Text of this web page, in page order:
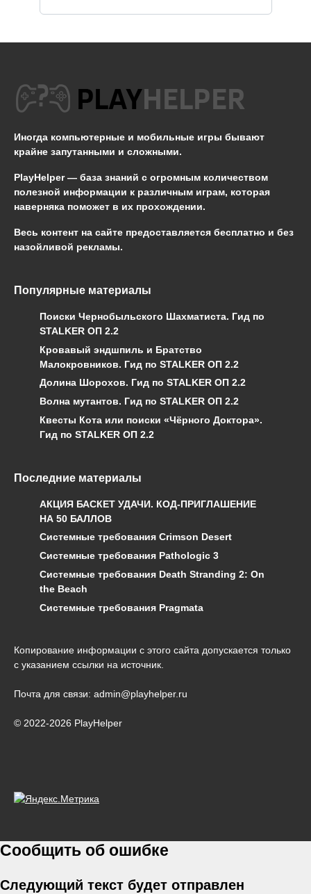
Иногда компьютерные и мобильные игры бывают
крайне запутанными и сложными.
PlayHelper — база знаний с огромным количеством
полезной информации к различным играм, которая
наверняка поможет в их прохождении.
Весь контент на сайте предоставляется бесплатно и без
назойливой рекламы.
Популярные материалы
Поиски Чернобыльского Шахматиста. Гид по
STALKER ОП 2.2
Кровавый эндшпиль и Братство
Малокровников. Гид по STALKER ОП 2.2
Долина Шорохов. Гид по STALKER ОП 2.2
Волна мутантов. Гид по STALKER ОП 2.2
Квесты Кота или поиски «Чёрного Доктора».
Гид по STALKER ОП 2.2
Последние материалы
АКЦИЯ БАСКЕТ УДАЧИ. КОД-ПРИГЛАШЕНИЕ
НА 50 БАЛЛОВ
Системные требования Crimson Desert
Системные требования Pathologic 3
Системные требования Death Stranding 2: On
the Beach
Системные требования Pragmata
Копирование информации с этого сайта допускается только
с указанием ссылки на источник.
Почта для связи: admin@playhelper.ru
© 2022-2026 PlayHelper
Сообщить об ошибке
Следующий текст будет отправлен